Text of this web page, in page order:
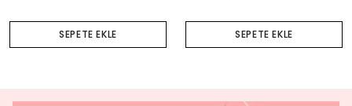
SEPETE EKLE SEPETE EKLE